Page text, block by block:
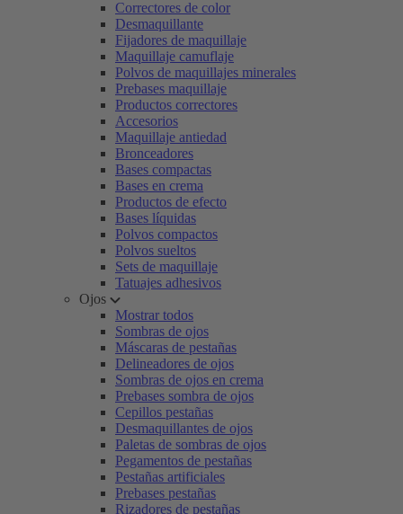
Correctores de color
Desmaquillante
Fijadores de maquillaje
Maquillaje camuflaje
Polvos de maquillajes minerales
Prebases maquillaje
Productos correctores
Accesorios
Maquillaje antiedad
Bronceadores
Bases compactas
Bases en crema
Productos de efecto
Bases líquidas
Polvos compactos
Polvos sueltos
Sets de maquillaje
Tatuajes adhesivos
Ojos
Mostrar todos
Sombras de ojos
Máscaras de pestañas
Delineadores de ojos
Sombras de ojos en crema
Prebases sombra de ojos
Cepillos pestañas
Desmaquillantes de ojos
Paletas de sombras de ojos
Pegamentos de pestañas
Pestañas artificiales
Prebases pestañas
Rizadores de pestañas